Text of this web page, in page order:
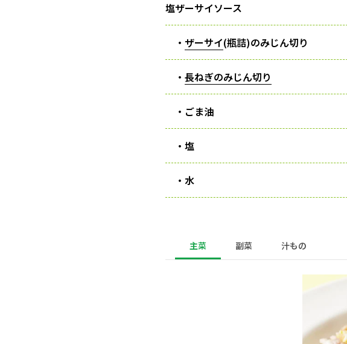
塩ザーサイソース
・ ザーサイ(瓶詰)のみじん切り
・ 長ねぎのみじん切り
・ごま油
・塩
・水
主菜 副菜 汁もの